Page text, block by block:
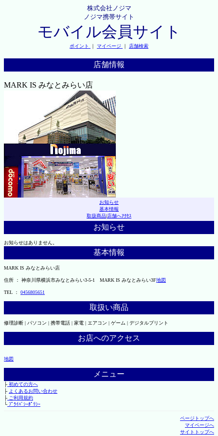
株式会社ノジマ
ノジマ携帯サイト
モバイル会員サイト
ポイント ｜ マイページ ｜ 店舗検索
店舗情報
MARK IS みなとみらい店
お知らせ
基本情報
取扱商品|店舗へｱｸｾｽ
お知らせ
お知らせはありません。
基本情報
MARK IS みなとみらい店
住所 ： 神奈川県横浜市みなとみらい3-5-1 MARK IS みなとみらい3F地図
TEL ： 0456805651
取扱い商品
修理診断 | パソコン | 携帯電話 | 家電 | エアコン | ゲーム | デジタルプリント
お店へのアクセス
地図
メニュー
├初めての方へ
├ よくあるお問い合わせ
├ご利用規約
└ﾌﾟﾗｲﾊﾞｼｰﾎﾟﾘｼｰ
ページトップへ
マイページへ
サイトトップへ